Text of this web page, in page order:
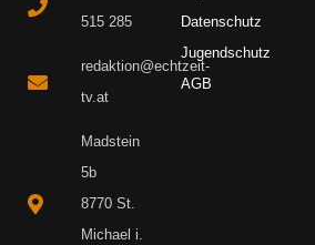
515 285
redaktion@echtzeit-
tv.at
Madstein
5b
8770 St.
Michael i.
Datenschutz
Jugendschutz
AGB